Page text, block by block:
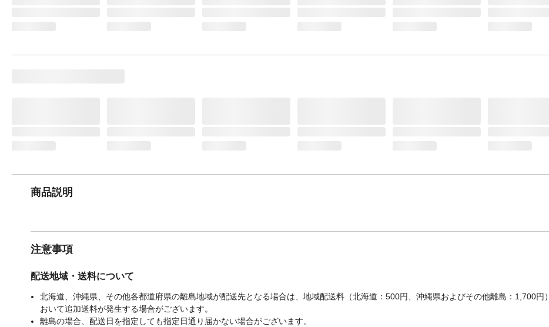
商品説明
注意事項
配送地域・送料について
北海道、沖縄県、その他各都道府県の離島地域が配送先となる場合は、地域配送料（北海道：500円、沖縄県およびその他離島：1,700
おいて追加送料が発生する場合がございます。
離島の場合、配送日を指定しても指定日通り届かない場合がございます。